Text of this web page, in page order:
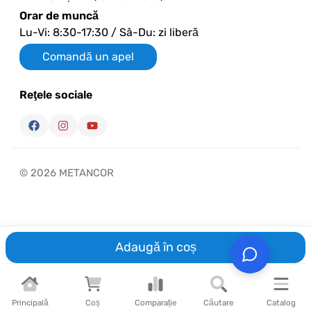
Adaugă în coș
Principală Coș Comparație Căutare Catalog
Orar de muncă
Lu-Vi: 8:30-17:30 / Sâ-Du: zi liberă
Comandă un apel
Reţele sociale
© 2026 METANCOR